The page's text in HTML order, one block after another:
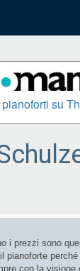
su
i prezzi sono
pianoforte
con la